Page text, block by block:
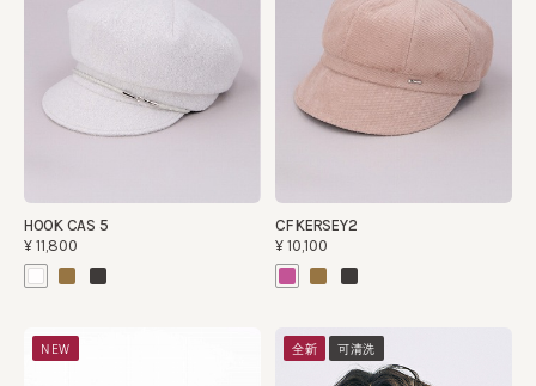
HOOK CAS 5
¥11,800
CF KERSEY2
¥10,100
NEW 全新 可清洗